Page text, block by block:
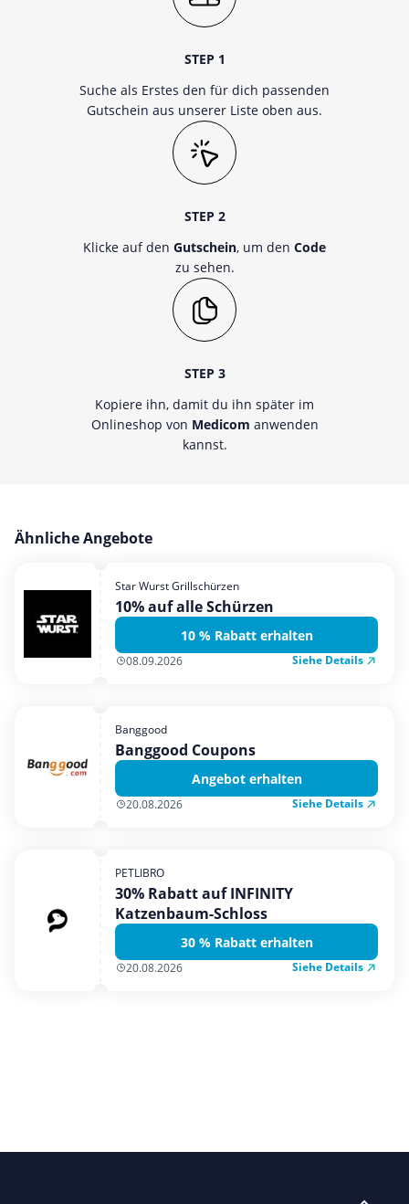
STEP 1
Suche als Erstes den für dich passenden
Gutschein aus unserer Liste oben aus.
STEP 2
Klicke auf den Gutschein, um den Code
zu sehen.
STEP 3
Kopiere ihn, damit du ihn später im
Onlineshop von Medicom anwenden
kannst.
Ähnliche Angebote
Star Wurst Grillschürzen
10% auf alle Schürzen
10 % Rabatt erhalten
08.09.2026 Siehe Details
Banggood
Banggood Coupons
Angebot erhalten
20.08.2026 Siehe Details
PETLIBRO
30% Rabatt auf INFINITY
Katzenbaum-Schloss
30 % Rabatt erhalten
20.08.2026 Siehe Details